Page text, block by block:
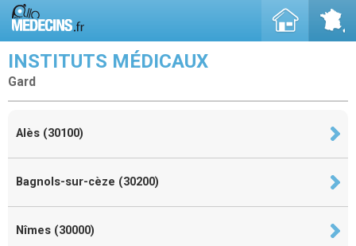
INSTITUTS MÉDICAUX
Gard
Alès (30100)
Bagnols-sur-cèze (30200)
Nîmes (30000)